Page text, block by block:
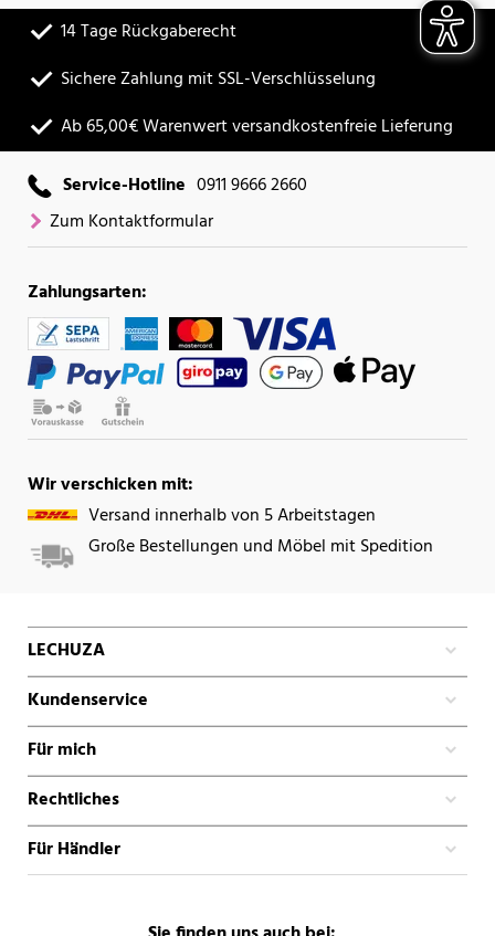
14 Tage Rückgaberecht
Sichere Zahlung mit SSL-Verschlüsselung
Ab 65,00€ Warenwert versandkostenfreie Lieferung
Service-Hotline 0911 9666 2660
Zum Kontaktformular
Zahlungsarten:
Wir verschicken mit:
Versand innerhalb von 5 Arbeitstagen
Große Bestellungen und Möbel mit Spedition
LECHUZA
Kundenservice
Für mich
Rechtliches
Für Händler